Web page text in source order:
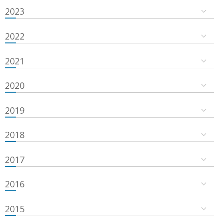
2023
2022
2021
2020
2019
2018
2017
2016
2015